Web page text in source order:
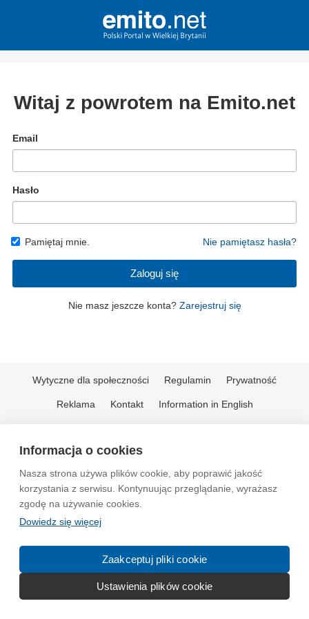
Informacja o cookies
Nasza strona używa plików cookie, aby poprawić jakość
korzystania z serwisu. Kontynuując przeglądanie, wyrażasz
zgodę na używanie cookies.
Dowiedz się więcej
Zaakceptuj pliki cookie
Ustawienia plików cookie
Witaj z powrotem na Emito.net
Email
Hasło
Pamiętaj mnie. Nie pamiętasz hasła?
Zaloguj się
Nie masz jeszcze konta? Zarejestruj się
Wytyczne dla społeczności Regulamin Prywatność
Reklama Kontakt Information in English